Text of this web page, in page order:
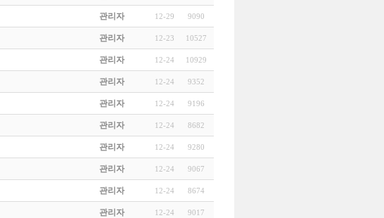
관리자 12-29 9090
관리자 12-23 10527
관리자 12-24 10929
관리자 12-24 9352
관리자 12-24 9196
관리자 12-24 8682
관리자 12-24 9280
관리자 12-24 9067
관리자 12-24 8674
관리자 12-24 9017